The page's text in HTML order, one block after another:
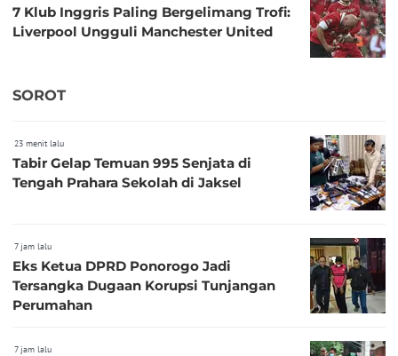
7 Klub Inggris Paling Bergelimang Trofi:
Liverpool Ungguli Manchester United
SOROT
23 menit lalu
Tabir Gelap Temuan 995 Senjata di
Tengah Prahara Sekolah di Jaksel
7 jam lalu
Eks Ketua DPRD Ponorogo Jadi
Tersangka Dugaan Korupsi Tunjangan
Perumahan
7 jam lalu